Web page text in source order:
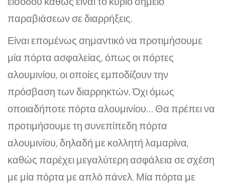
παραβιάσεων σε διαρρήξεις.
Είναι επομένως σημαντικό να προτιμήσουμε
μία πόρτα ασφαλείας, όπως οι πόρτες
αλουμινίου, οι οποίες εμποδίζουν την
πρόσβαση των διαρρηκτών. Όχι όμως
οποιαδήποτε πόρτα αλουμινίου… Θα πρέπει να
προτιμήσουμε τη συνεπίπεδη πόρτα
αλουμινίου, δηλαδή με κολλητή λαμαρίνα,
καθώς παρέχει μεγαλύτερη ασφάλεια σε σχέση
με μία πόρτα με απλό πάνελ. Μία πόρτα με